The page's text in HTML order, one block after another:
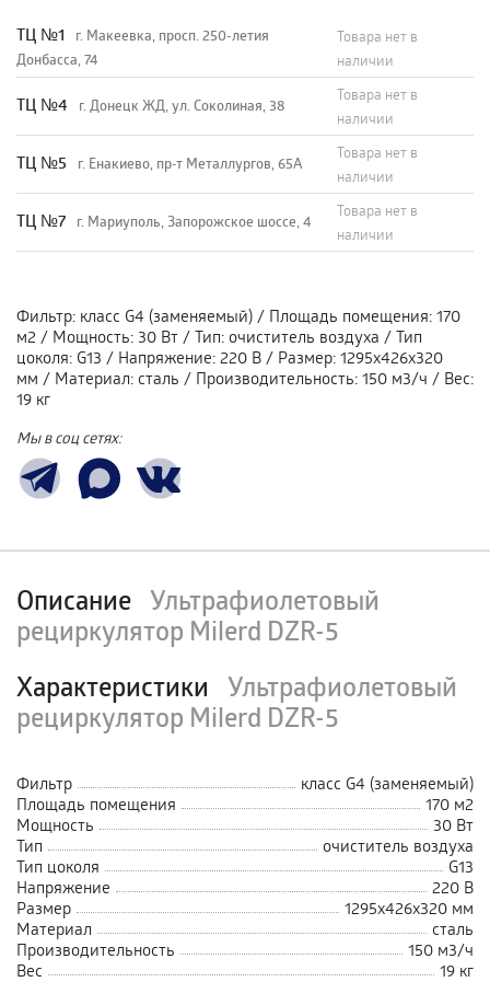
TЦ №1
г. Макеевка, просп. 250-летия
Донбасса, 74
Товара нет в
наличии
TЦ №4 г. Донецк ЖД, ул. Соколиная, 38
Товара нет в
наличии
TЦ №5 г. Енакиево, пр-т Металлургов, 65А
Товара нет в
наличии
ТЦ №7 г. Мариуполь, Запорожское шоссе, 4
Товара нет в
наличии
Фильтр: класс G4 (заменяемый) / Площадь помещения: 170
м2 / Мощность: 30 Вт / Тип: очиститель воздуха / Тип
цоколя: G13 / Напряжение: 220 В / Размер: 1295х426х320
мм / Материал: сталь / Производительность: 150 м3/ч / Вес:
19 кг
Мы в соц сетях:
Описание Ультрафиолетовый
рециркулятор Milerd DZR-5
Характеристики Ультрафиолетовый
рециркулятор Milerd DZR-5
Фильтр
класс G4 (заменяемый)
Площадь помещения
170 м2
Мощность
30 Вт
Тип
очиститель воздуха
Тип цоколя
G13
Напряжение
220 В
Размер
1295х426х320 мм
Материал
сталь
Производительность
150 м3/ч
Вес
19 кг